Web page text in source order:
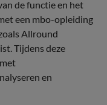
de functie en het
een mbo-opleiding
Allround
Tijdens deze
en